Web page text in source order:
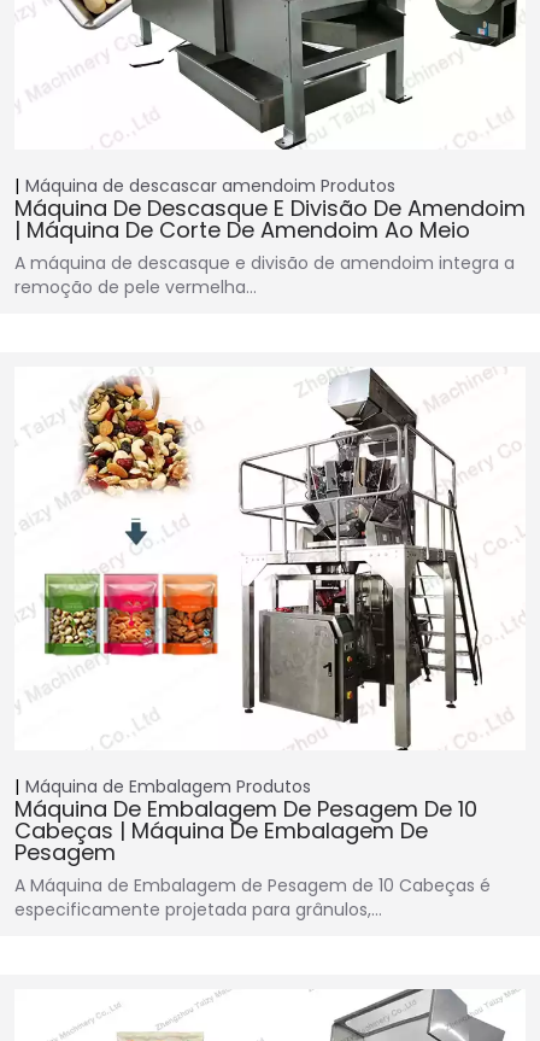
Máquina de descascar amendoim Produtos
Máquina De Descasque E Divisão De Amendoim
| Máquina De Corte De Amendoim Ao Meio
A máquina de descasque e divisão de amendoim integra a
remoção de pele vermelha…
Máquina de Embalagem Produtos
Máquina De Embalagem De Pesagem De 10
Cabeças | Máquina De Embalagem De
Pesagem
A Máquina de Embalagem de Pesagem de 10 Cabeças é
especificamente projetada para grânulos,…